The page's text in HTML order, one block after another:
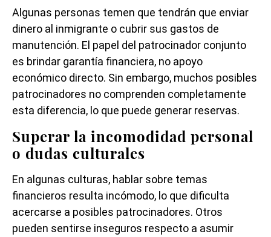
Algunas personas temen que tendrán que enviar
dinero al inmigrante o cubrir sus gastos de
manutención. El papel del patrocinador conjunto
es brindar garantía financiera, no apoyo
económico directo. Sin embargo, muchos posibles
patrocinadores no comprenden completamente
esta diferencia, lo que puede generar reservas.
Superar la incomodidad personal
o dudas culturales
En algunas culturas, hablar sobre temas
financieros resulta incómodo, lo que dificulta
acercarse a posibles patrocinadores. Otros
pueden sentirse inseguros respecto a asumir